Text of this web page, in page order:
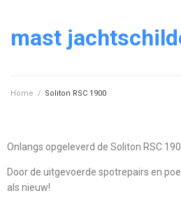
mast
Home / Soliton RSC 1900
Onlangs opgeleverd de Soliton RSC
Door de uitgevoerde spotrepairs en
als nieuw!